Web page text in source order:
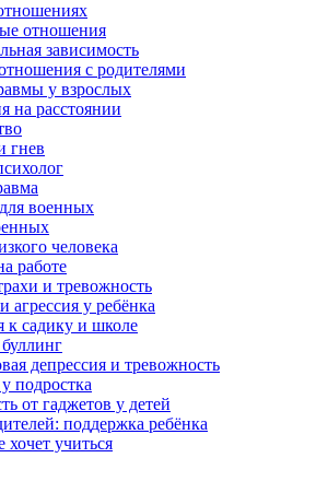
отношения
зависимость
с родителями
у взрослых
на расстоянии
гнев
военных
человека
работе
и тревожность
агрессия у ребёнка
к садику и школе
депрессия и тревожность
подростка
от гаджетов у детей
поддержка ребёнка
хочет учиться